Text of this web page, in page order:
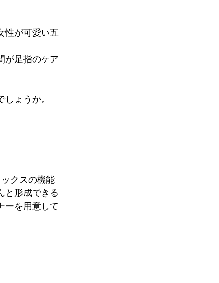
性が可愛い五
が足指のケア
ょうか。
クスの機能
と形成できる
ーを用意して